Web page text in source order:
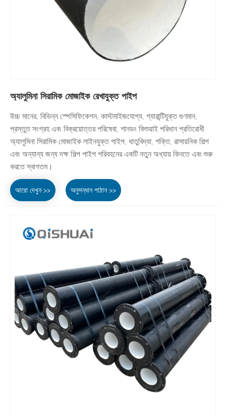
অ্যালুমিনা সিরামিক মোজাইক রেখাযুক্ত পাইপ
উচ্চ মানের, বিভিন্ন স্পেসিফিকেশন, কাস্টমাইজযোগ্য, গ্যারান্টিযুক্ত গুণমান,
প্রস্তুত সংগ্রহ এবং বিক্রয়োত্তর পরিষেবা, শানডং কিশুয়াই পরিধান প্রতিরোধী
অ্যালুমিনা সিরামিক মোজাইক লাইনযুক্ত পাইপ, ধাতুবিদ্যা, শক্তি, রাসায়নিক শিল্প
এবং অন্যান্য জন্য দক্ষ শিল্প পাইপ পরিবহনের একটি নতুন অধ্যায় কিনতে এবং শুরু
করতে স্বাগতম।
আরো দেখুন >> অনুসন্ধান পাঠান >>